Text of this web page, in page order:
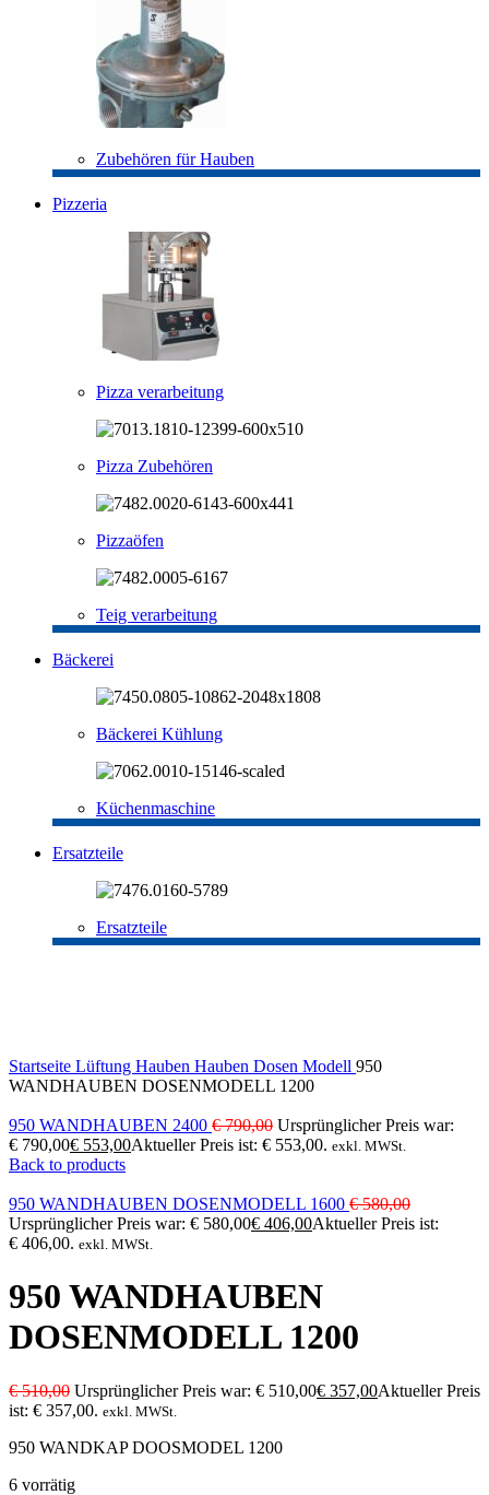
Zubehören für Hauben
Pizzeria
Pizza verarbeitung
Pizza Zubehören
Pizzaöfen
Teig verarbeitung
Bäckerei
Bäckerei Kühlung
Küchenmaschine
Ersatzteile
Ersatzteile
Startseite Lüftung Hauben Hauben Dosen Modell 950
WANDHAUBEN DOSENMODELL 1200
950 WANDHAUBEN 2400 €790,00 Ursprünglicher Preis war:
€ 790,00€ 553,00Aktueller Preis ist: € 553,00. exkl. MWSt.
Back to products
950 WANDHAUBEN DOSENMODELL 1600 €580,00
Ursprünglicher Preis war: € 580,00€ 406,00Aktueller Preis ist:
€ 406,00. exkl. MWSt.
950 WANDHAUBEN
DOSENMODELL 1200
€510,00 Ursprünglicher Preis war: € 510,00€ 357,00Aktueller Preis
ist: € 357,00. exkl. MWSt.
950 WANDKAP DOOSMODEL 1200
6 vorrätig